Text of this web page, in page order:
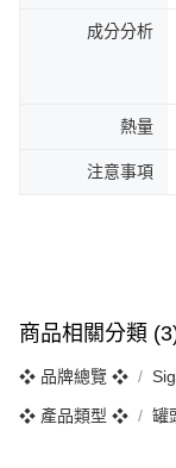
成分分析
熱量
注意事項
商品相關分類
❖ 品牌總覽 ❖
❖ 產品類型 ❖ 罐